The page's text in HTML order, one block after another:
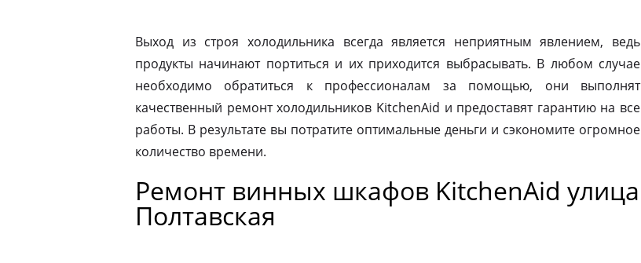
Выход из строя холодильника всегда является неприятным явлением, ведь
продукты начинают портиться и их приходится выбрасывать. В любом случае
необходимо обратиться к профессионалам за помощью, они выполнят
качественный ремонт холодильников KitchenAid и предоставят гарантию на все
работы. В результате вы потратите оптимальные деньги и сэкономите огромное
количество времени.
Ремонт винных шкафов KitchenAid улица
Полтавская